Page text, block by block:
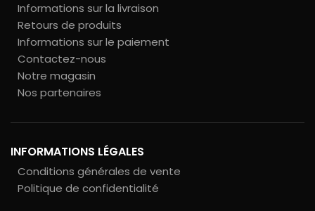
Informations sur la livraison
Retours de produits
Informations sur le paiement
Contactez-nous
Notre magasin
Nos partenaires
INFORMATIONS LÉGALES
Conditions générales de vente
Politique de confidentialité